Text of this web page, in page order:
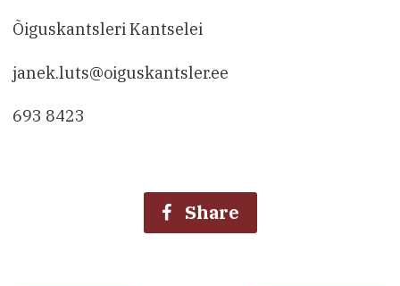
Õiguskantsleri Kantselei
janek.luts@oiguskantsler.ee
693 8423
Share